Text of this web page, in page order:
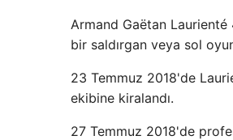
Armand Gaëtan Laurienté
bir saldırgan veya sol
23 Temmuz 2018'de
ekibine kiralandı.
27 Temmuz 2018'de